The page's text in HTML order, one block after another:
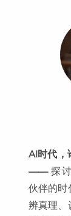
AI时代，
——探
伙伴的时
辨真理、